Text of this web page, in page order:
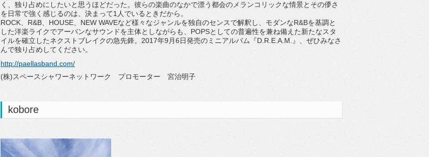
く、独り占めにしたいと思うほどだった。彼らの楽曲のなかで漂う都会のメランコリックな情景とその儚さ
を日常で強く感じるのは、決まって1人でいるときだから。
ROCK、R&B、HOUSE、NEW WAVEなど様々なジャンルを独自のセンスで解釈し、モダンなR&Bを基調と
した洋楽ライクでアーバンなサウンドを主体としながらも、POPSとしての普遍性を兼ね備えた新たなスタ
イルを確立したネクストブレイクの急先鋒。2017年9月6日発売のミニアルバム『D.R.E.A.M.』、ぜひみなさ
んで独り占めしてください。
http://paellasband.com/
(株)スペースシャワーネットワーク プロモーター 宮治明子
kobore